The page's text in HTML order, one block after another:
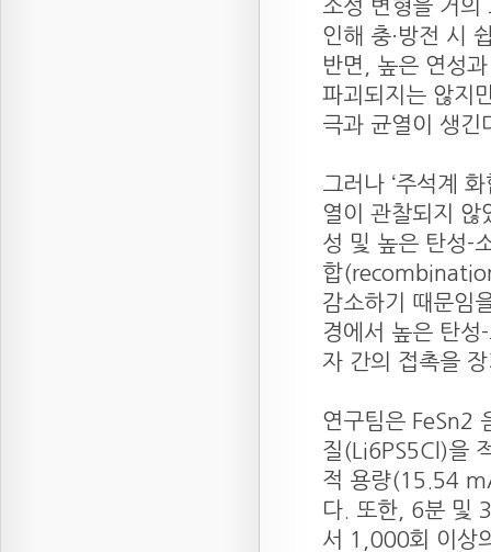
소성 변형을 거의
인해 충·방전 시
반면, 높은 연성
파괴되지는 않지
극과 균열이 생긴
그러나 ‘주석계
열이 관찰되지 않
성 및 높은 탄성-
합
감소하기 때문임
경에서 높은 탄성
자 간의 접촉을
연구팀은 FeSn2
질(Li6PS5Cl)을
적 용량(15.54
다. 또한, 6분 및
서 1,000회 이상